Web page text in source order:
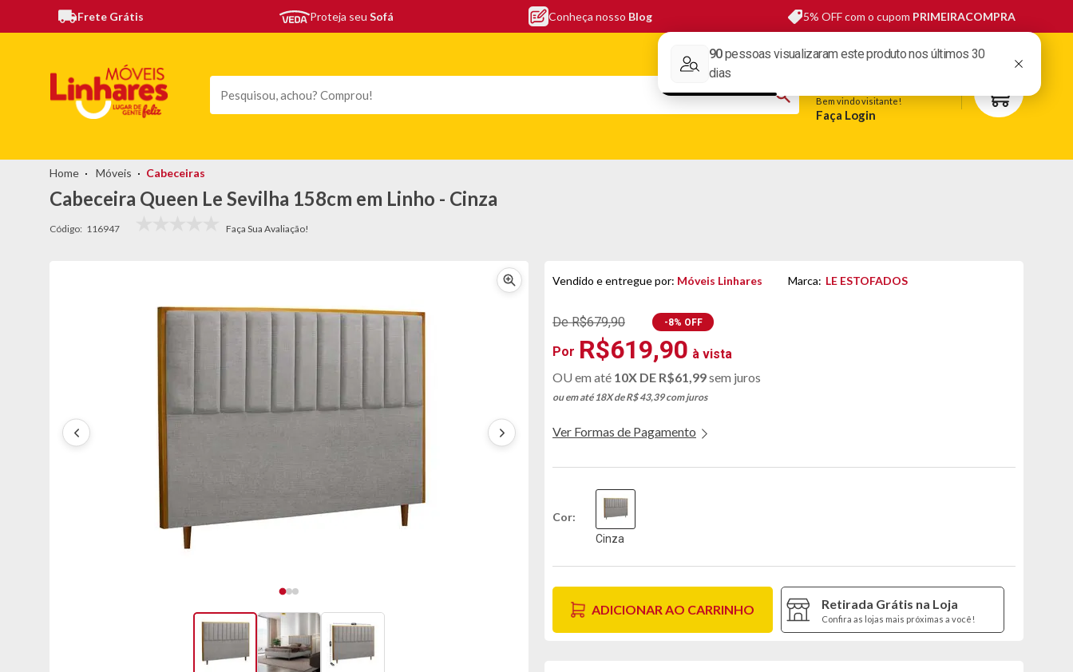
Frete Grátis Proteja seu Sofá Conheça nosso Blog 5% OFF com o cupom PRIMEIRACOMPRA
Bem vindo visitante!
Faça Login
Móveis Cabeceiras
Cabeceira Queen Le Sevilha 158cm em Linho - Cinza
Código: 116947
Vendido e entregue por: Móveis Linhares Marca: LE ESTOFADOS
De R$679,90
R$619,90
-8% OFF
10X DE R$61,99sem juros
ou em até 18X de R$ 43,39com juros
Ver Formas de Pagamento
Cor
Cinza
ADICIONAR AO CARRINHO Retirada Grátis na Loja
Confira as lojas mais próximas a você!